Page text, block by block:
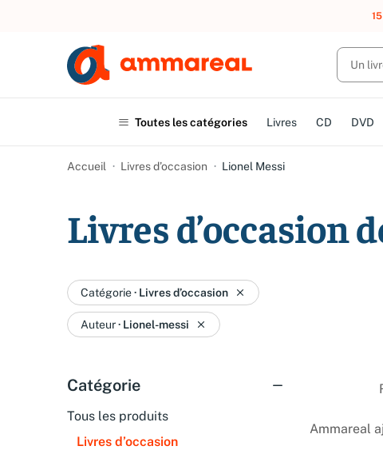
Toutes les catégories Livres CD DVD
Accueil Livres d’occasion Lionel Messi
Livres d’occasion
Catégorie· Livres d’occasion
Auteur· Lionel-messi
Catégorie
Tous les produits
Livres d’occasion
Ammareal